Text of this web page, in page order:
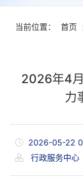
当前位置： 首页
2026年4
力
2026-05-22
行政服务中心